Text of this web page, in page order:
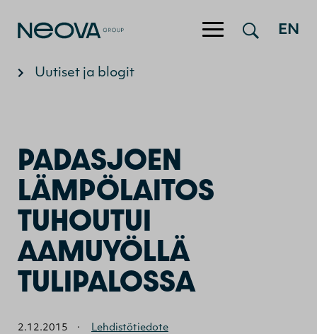
Hyppää sisältöön EN
Uutiset ja blogit
PADASJOEN
LÄMPÖLAITOS
TUHOUTUI
AAMUYÖLLÄ
TULIPALOSSA
2.12.2015 · Lehdistötiedote